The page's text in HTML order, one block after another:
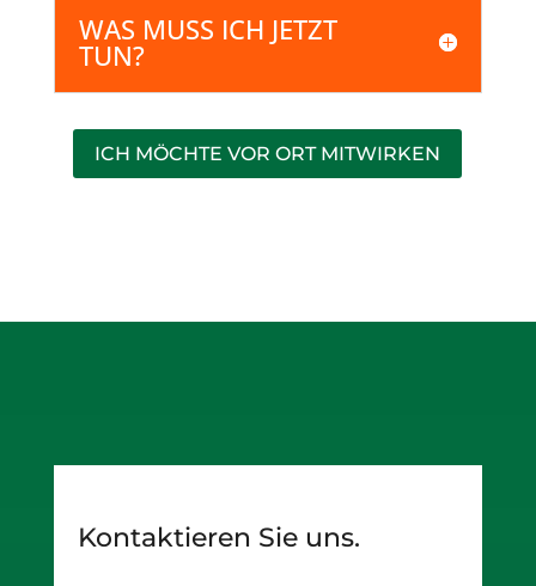
WAS MUSS ICH JETZT
TUN?
ICH MÖCHTE VOR ORT MITWIRKEN
Kontaktieren Sie uns.